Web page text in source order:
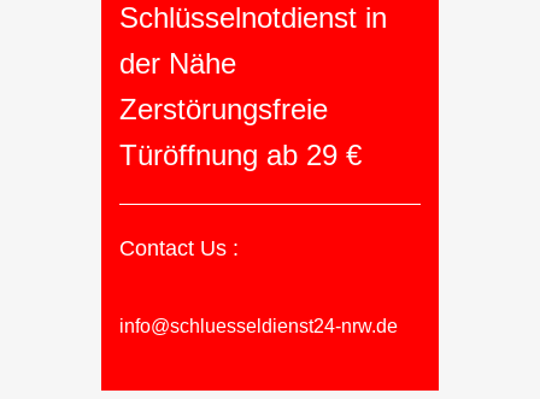
Schlüsselnotdienst in
der Nähe
Zerstörungsfreie
Türöffnung ab 29 €
Contact Us :
info@schluesseldienst24-nrw.de